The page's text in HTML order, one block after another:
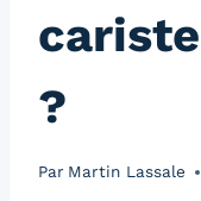
?
Par Martin Lassale